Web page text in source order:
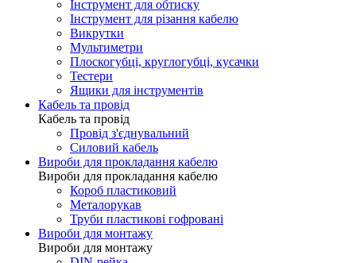
Інструмент для обтиску
Інструмент для різання кабелю
Викрутки
Мультиметри
Плоскогубці, круглогубці, кусачки
Тестери
Ящики для інструментів
Кабель та провід
Кабель та провід
Провід з'єднувальний
Силовий кабель
Вироби для прокладання кабелю
Вироби для прокладання кабелю
Короб пластиковий
Металорукав
Труби пластикові гофровані
Вироби для монтажу
Вироби для монтажу